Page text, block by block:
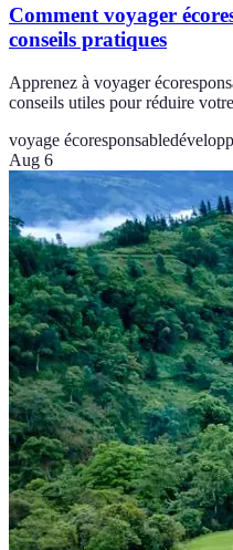
Comment voyager
conseils pratiques
Apprenez à voyager
conseils utiles pour réduire
voyage écoresponsable
Aug 6